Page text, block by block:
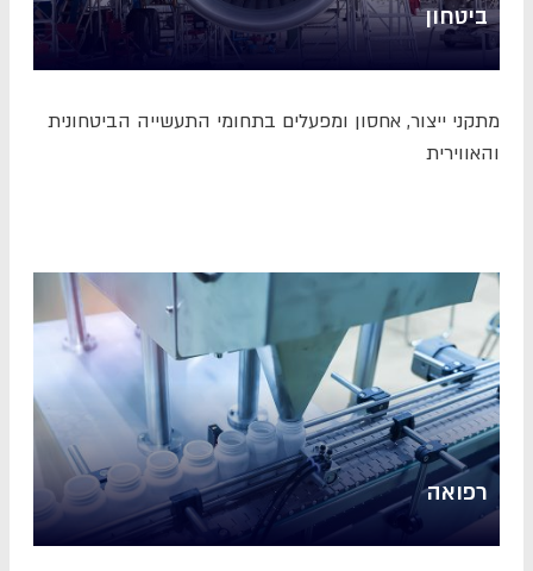
ביטחון
מתקני ייצור, אחסון ומפעלים בתחומי התעשייה הביטחונית
והאווירית
רפואה